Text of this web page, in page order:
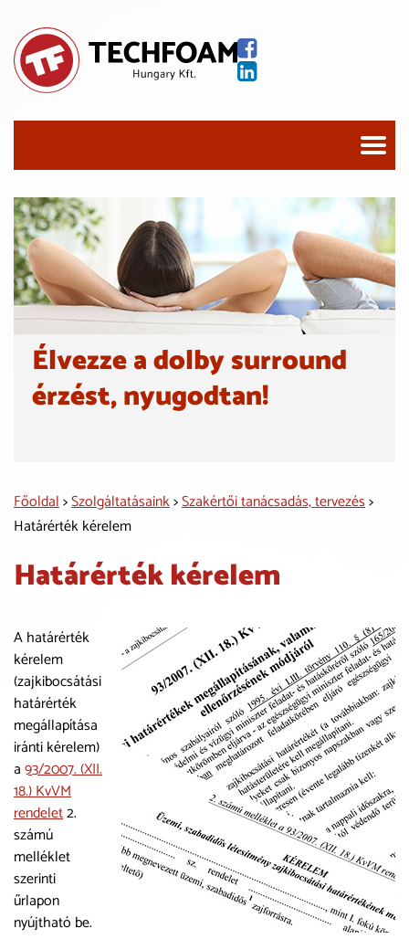
Élvezze a dolby surround
érzést, nyugodtan!
Főoldal>Szolgáltatásaink>Szakértői tanácsadás, tervezés>
Határérték kérelem
Határérték kérelem
A határérték
kérelem
(zajkibocsátási
határérték
megállapítása
iránti kérelem)
a93/2007. (XII.
18.) KvVM
rendelet2.
számú
melléklet
szerinti
űrlapon
nyújtható be.